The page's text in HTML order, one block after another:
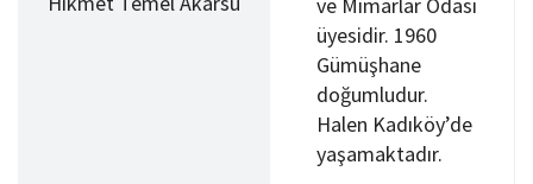
üyesidir. 1960
Gümüşhane
doğumludur.
Halen Kadıköy’de
yaşamaktadır.